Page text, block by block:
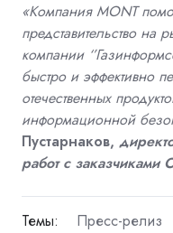
«КомпанияMONT
представительство на
компании ‘’
быстро и эффективно
отечественных
информационной
Пустарнаков,
работ с
Темы: Пресс-релиз